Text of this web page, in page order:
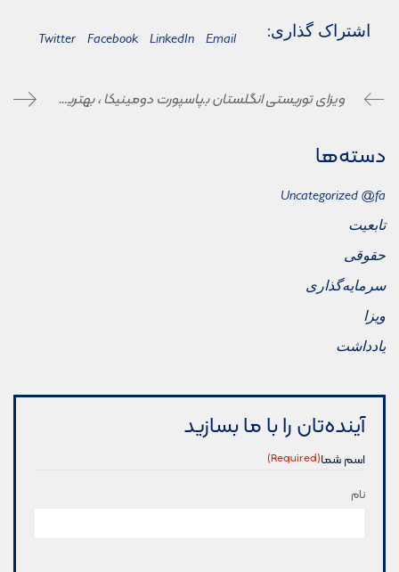
اشتراک گذاری: Email
LinkedIn
Facebook
Twitter
ویزای توریستی انگلستان برای ایرانیان پاسپورت دومینیکا ، بهترین گزینه برای سفر بدون ویزا
دسته‌ها
Uncategorized @fa
تابعیت
حقوقی
سرمایه‌گذاری
ویزا
یادداشت
آینده‌تان را با ما بسازید
اسم شما(Required)
نام